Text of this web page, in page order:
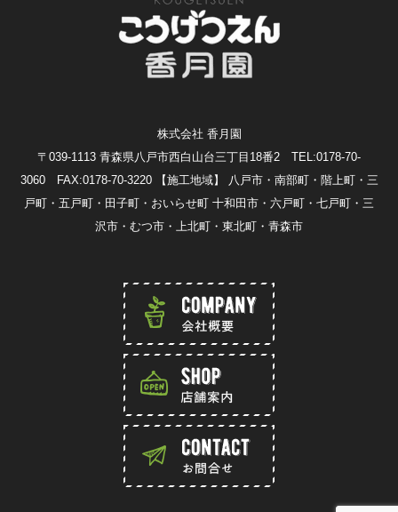
株式会社 香月園
〒039-1113 青森県八戸市西白山台三丁目18番2 TEL:0178-70-
3060 FAX:0178-70-3220
【施工地域】 八戸市・南部町・階上町・三
戸町・五戸町・田子町・おいらせ町 十和田市・六戸町・七戸町・三
沢市・むつ市・上北町・東北町・青森市